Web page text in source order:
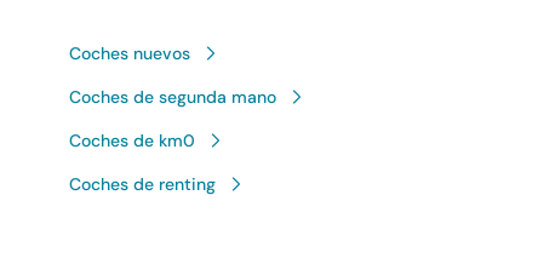
Coches nuevos
Coches de segunda mano
Coches de km0
Coches de renting